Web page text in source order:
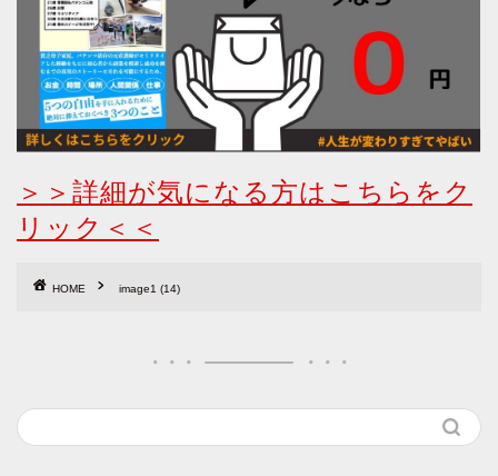
＞＞詳細が気になる方はこちらをク
リック＜＜
HOME image1 (14)